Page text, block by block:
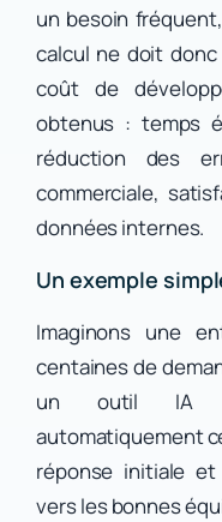
un besoin
calcul ne doit
coût de
obtenus : temps
réduction des
commerciale,
données internes.
Un exemple
Imaginons une
centaines de
un outil IA
automatiquement
réponse initiale
vers les bonnes